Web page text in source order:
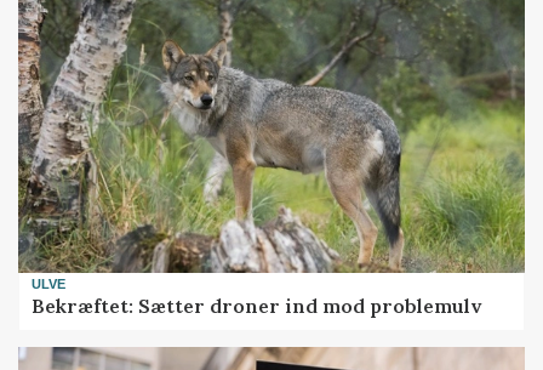
ULVE
Bekræftet: Sætter droner ind mod problemulv